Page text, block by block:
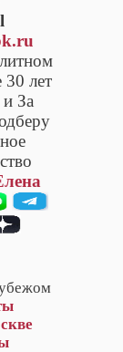
30 лет
За